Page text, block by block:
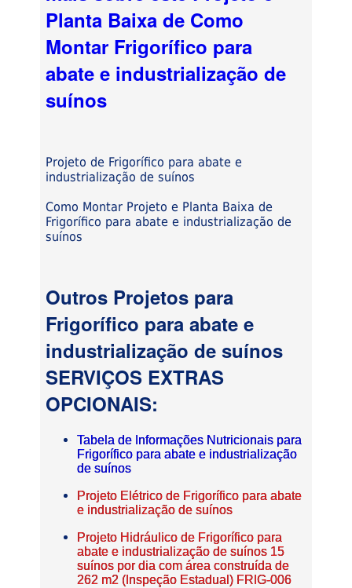
Planta Baixa de Como
Montar Frigorífico para
abate e industrialização de
suínos
Projeto de Frigorífico para abate e
industrialização de suínos
Como Montar Projeto e Planta Baixa de
Frigorífico para abate e industrialização de
suínos
Outros Projetos para
Frigorífico para abate e
industrialização de suínos
SERVIÇOS EXTRAS
OPCIONAIS:
Tabela de Informações Nutricionais para
Frigorífico para abate e industrialização
de suínos
Projeto Elétrico de Frigorífico para abate
e industrialização de suínos
Projeto Hidráulico de Frigorífico para
abate e industrialização de suínos 15
suínos por dia com área construída de
262 m2 (Inspeção Estadual) FRIG-006